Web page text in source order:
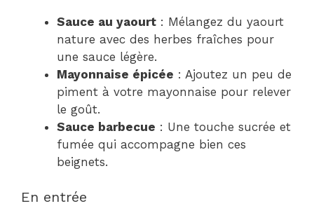
Sauce au yaourt : Mélangez du yaourt
nature avec des herbes fraîches pour
une sauce légère.
Mayonnaise épicée : Ajoutez un peu de
piment à votre mayonnaise pour relever
le goût.
Sauce barbecue : Une touche sucrée et
fumée qui accompagne bien ces
beignets.
En entrée